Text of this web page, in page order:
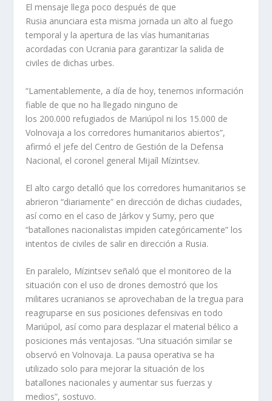
El mensaje llega poco después de que
Rusia anunciara esta misma jornada un alto al fuego
temporal y la apertura de las vías humanitarias
acordadas con Ucrania para garantizar la salida de
civiles de dichas urbes.
“Lamentablemente, a día de hoy, tenemos información
fiable de que no ha llegado ninguno de
los 200.000 refugiados de Mariúpol ni los 15.000 de
Volnovaja a los corredores humanitarios abiertos”,
afirmó el jefe del Centro de Gestión de la Defensa
Nacional, el coronel general Mijaíl Mízintsev.
El alto cargo detalló que los corredores humanitarios se
abrieron “diariamente” en dirección de dichas ciudades,
así como en el caso de Járkov y Sumy, pero que
“batallones nacionalistas impiden categóricamente” los
intentos de civiles de salir en dirección a Rusia.
En paralelo, Mízintsev señaló que el monitoreo de la
situación con el uso de drones demostró que los
militares ucranianos se aprovechaban de la tregua para
reagruparse en sus posiciones defensivas en todo
Mariúpol, así como para desplazar el material bélico a
posiciones más ventajosas. “Una situación similar se
observó en Volnovaja. La pausa operativa se ha
utilizado solo para mejorar la situación de los
batallones nacionales y aumentar sus fuerzas y
medios”, sostuvo.